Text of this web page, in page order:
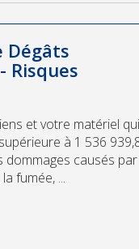
Dégâts
Risques
et votre matériel qui
à 1 536
dommages causés par
fumée, ...